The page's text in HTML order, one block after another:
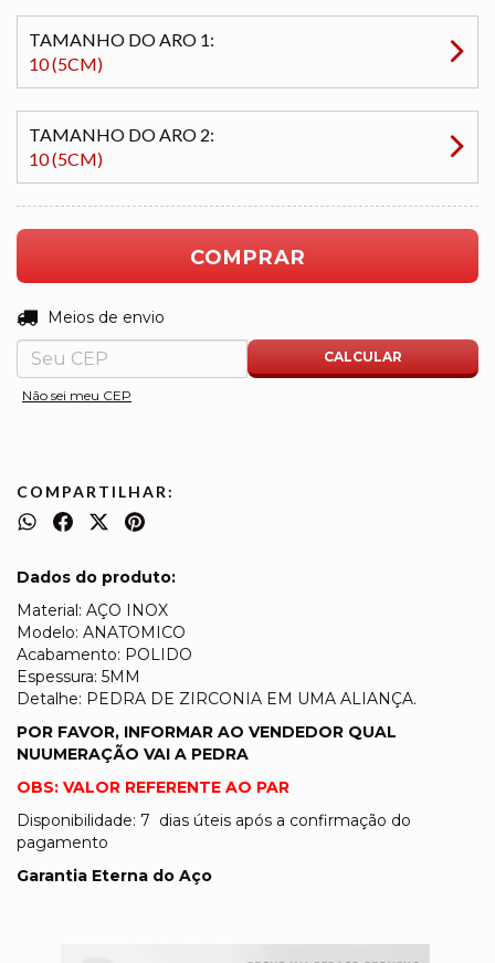
TAMANHO DO ARO 1:
10 (5CM)
TAMANHO DO ARO 2:
10 (5CM)
Entregas para o CEP:
Meios de envio
CALCULAR
Não sei meu CEP
COMPARTILHAR:
Dados do produto:
Material: AÇO INOX
Modelo: ANATOMICO
Acabamento: POLIDO
Espessura: 5MM
Detalhe: PEDRA DE ZIRCONIA EM UMA ALIANÇA.
POR FAVOR, INFORMAR AO VENDEDOR QUAL
NUUMERAÇÃO VAI A PEDRA
OBS: VALOR REFERENTE AO PAR
Disponibilidade: 7 dias úteis após a confirmação do
pagamento
Garantia Eterna do Aço